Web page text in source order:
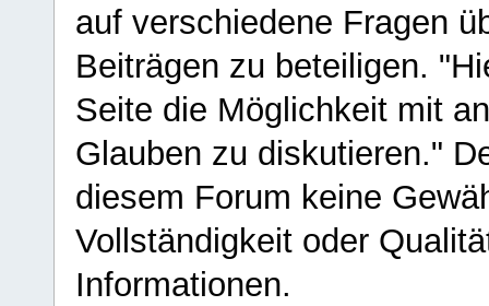
auf verschiedene Fragen
Beiträgen zu beteiligen.
Seite die Möglichkeit mit
Glauben zu diskutieren."
diesem Forum keine
Vollständigkeit oder
Informationen.